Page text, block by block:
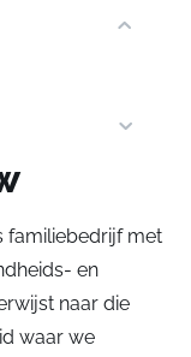
familiebedrijf met
en
naar die
waar we